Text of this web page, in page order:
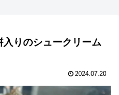
入りのシュークリーム
2024.07.20